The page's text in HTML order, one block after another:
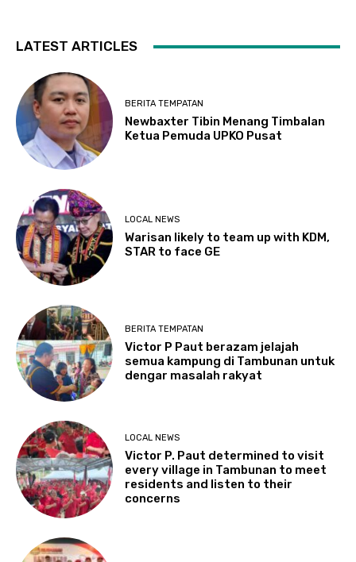
LATEST ARTICLES
BERITA TEMPATAN
Newbaxter Tibin Menang Timbalan
Ketua Pemuda UPKO Pusat
LOCAL NEWS
Warisan likely to team up with KDM,
STAR to face GE
BERITA TEMPATAN
Victor P Paut berazam jelajah
semua kampung di Tambunan untuk
dengar masalah rakyat
LOCAL NEWS
Victor P. Paut determined to visit
every village in Tambunan to meet
residents and listen to their
concerns